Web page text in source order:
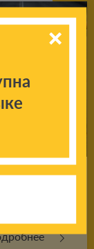
пол­